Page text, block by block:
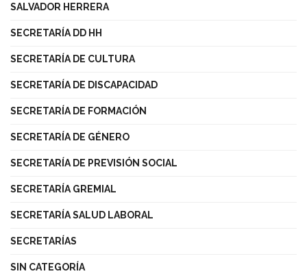
SALVADOR HERRERA
SECRETARÍA DD HH
SECRETARÍA DE CULTURA
SECRETARÍA DE DISCAPACIDAD
SECRETARÍA DE FORMACIÓN
SECRETARÍA DE GÉNERO
SECRETARÍA DE PREVISIÓN SOCIAL
SECRETARÍA GREMIAL
SECRETARÍA SALUD LABORAL
SECRETARÍAS
SIN CATEGORÍA